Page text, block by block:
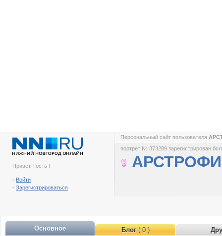
Привет, Гость !
- Войти
- Зарегистрироваться
Персональный сайт пользователя
портрет № 373289 зарегистрирован
АРСТРОФИ
Основное Блог( 0 )